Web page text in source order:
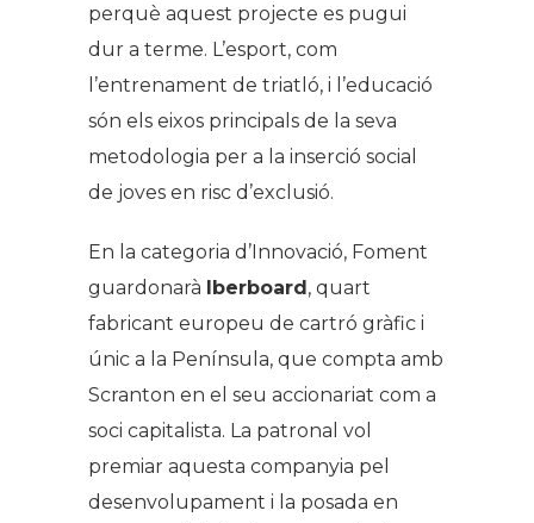
perquè aquest projecte es pugui
dur a terme. L’esport, com
l’entrenament de triatló, i l’educació
són els eixos principals de la seva
metodologia per a la inserció social
de joves en risc d’exclusió.
En la categoria d’Innovació, Foment
guardonarà Iberboard, quart
fabricant europeu de cartró gràfic i
únic a la Península, que compta amb
Scranton en el seu accionariat com a
soci capitalista. La patronal vol
premiar aquesta companyia pel
desenvolupament i la posada en